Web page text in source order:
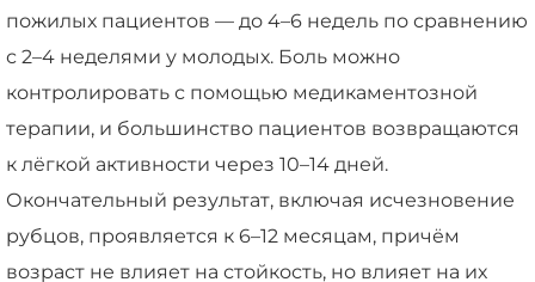
пожилых пациентов — до 4–6 недель по сравнению
с 2–4 неделями у молодых. Боль можно
контролировать с помощью медикаментозной
терапии, и большинство пациентов возвращаются
к лёгкой активности через 10–14 дней.
Окончательный результат, включая исчезновение
рубцов, проявляется к 6–12 месяцам, причём
возраст не влияет на стойкость, но влияет на их